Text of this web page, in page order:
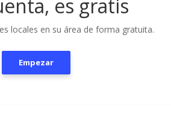
es gratis
locales en su área de forma gratuita.
Empezar